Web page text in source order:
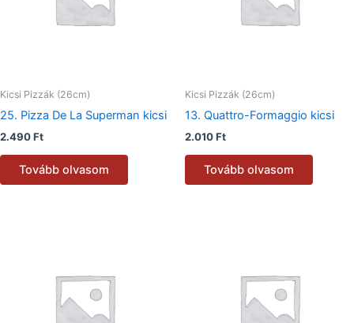
Kicsi Pizzák (26cm)
25. Pizza De La Superman kicsi
2.490Ft
Tovább olvasom
Kicsi Pizzák (26cm)
13. Quattro-Formaggio kicsi
2.010Ft
Tovább olvasom